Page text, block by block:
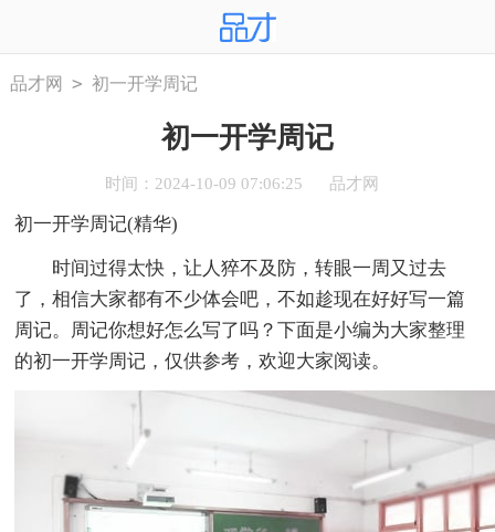
品才网 > 初一开学周记
初一开学周记
时间：2024-10-09 07:06:25 品才网
初一开学周记(精华)
时间过得太快，让人猝不及防，转眼一周又过去
了，相信大家都有不少体会吧，不如趁现在好好写一篇
周记。周记你想好怎么写了吗？下面是小编为大家整理
的初一开学周记，仅供参考，欢迎大家阅读。